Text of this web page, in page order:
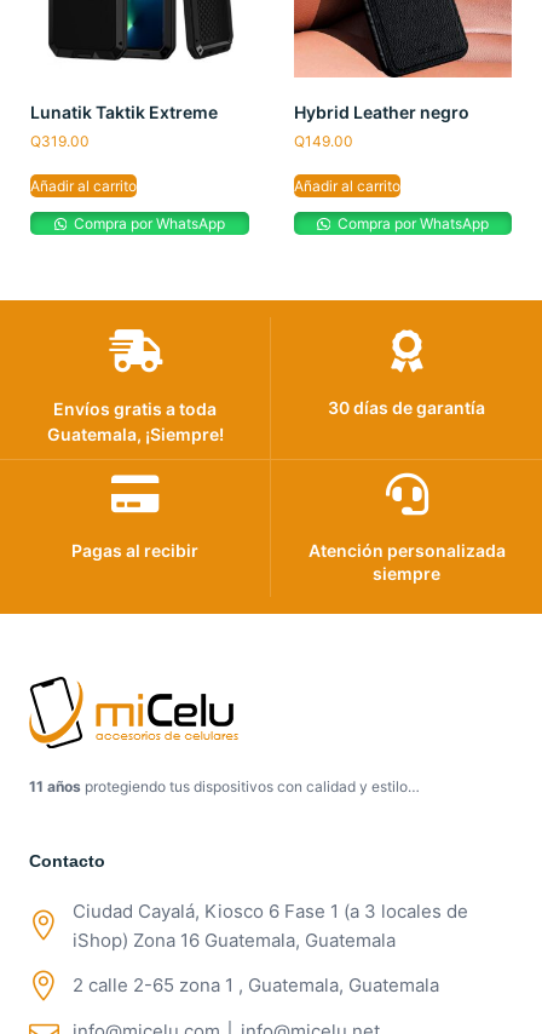
Lunatik Taktik Extreme
Q319.00
Añadir al carrito
Compra por WhatsApp
Hybrid Leather negro
Q149.00
Añadir al carrito
Compra por WhatsApp
Envíos gratis a toda
Guatemala, ¡Siempre!
30 días de garantía
Pagas al recibir
Atención personalizada
siempre
11 años protegiendo tus dispositivos con calidad y estilo…
Contacto
Ciudad Cayalá, Kiosco 6 Fase 1 (a 3 locales de
iShop) Zona 16 Guatemala, Guatemala
2 calle 2-65 zona 1 , Guatemala, Guatemala